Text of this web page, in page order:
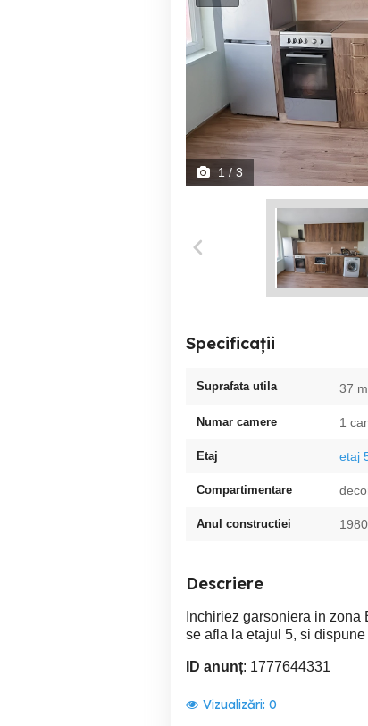
1 / 3
Specificații
Suprafata utila 37 m
Numar camere 1
Etaj etaj
Compartimentare
Anul constructiei 1980
Descriere
Inchiriez garsoniera in
se afla la etajul 5, si
ID anunț: 1777644331
Vizualizări: 0